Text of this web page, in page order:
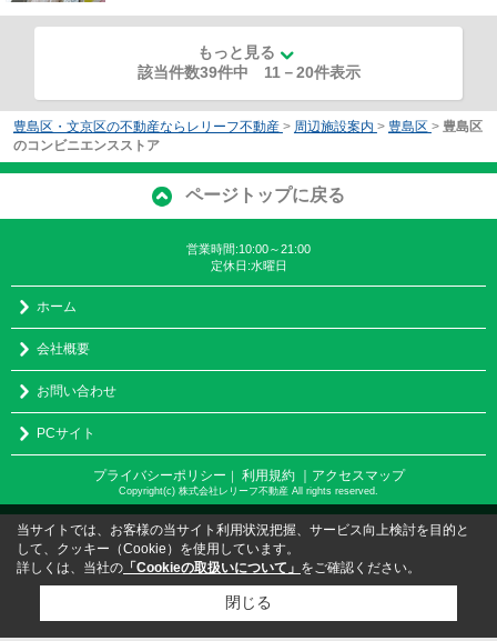
もっと見る
該当件数39件中 11 －20件表示
豊島区・文京区の不動産ならレリーフ不動産 > 周辺施設案内 > 豊島区 > 豊島区
のコンビニエンスストア
ページトップに戻る
営業時間:10:00～21:00
定休日:水曜日
ホーム
会社概要
お問い合わせ
PCサイト
プライバシーポリシー ｜ 利用規約 ｜アクセスマップ
Copyright(c) 株式会社レリーフ不動産 All rights reserved.
当サイトでは、お客様の当サイト利用状況把握、サービス向上検討を目的と
して、クッキー（Cookie）を使用しています。
詳しくは、当社の 「Cookieの取扱いについて」 をご確認ください。
閉じる